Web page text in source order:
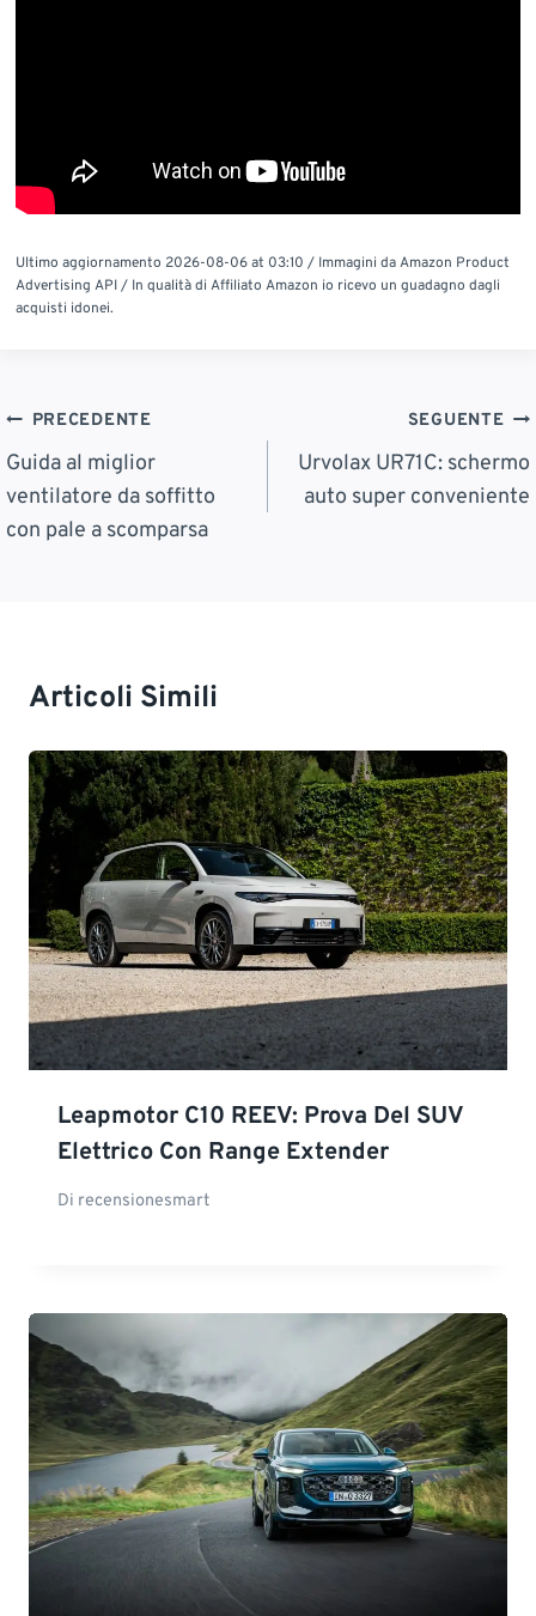
Ultimo aggiornamento 2026-08-06 at 03:10 / Immagini da Amazon Product
Advertising API / In qualità di Affiliato Amazon io ricevo un guadagno dagli
acquisti idonei.
Navigazione
Articoli
PRECEDENTE
Guida al miglior
ventilatore da soffitto
con pale a scomparsa
SEGUENTE
Urvolax UR71C: schermo
auto super conveniente
Articoli Simili
Leapmotor C10 REEV: Prova Del SUV
Elettrico Con Range Extender
Di recensionesmart